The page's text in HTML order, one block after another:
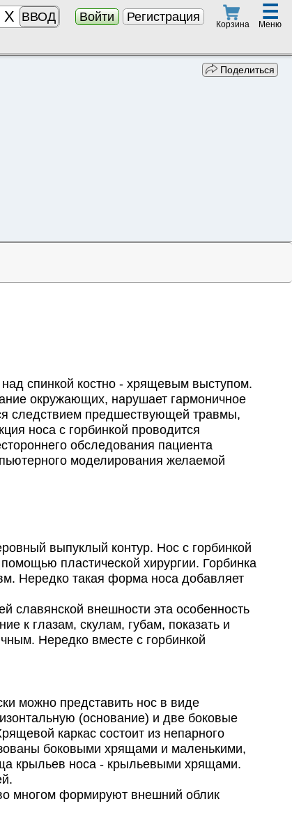
ВВОД Войти Регистрация
Корзина
☰
Меню
Поделиться
спинкой костно - хрящевым выступом.
окружающих, нарушает гармоничное
следствием предшествующей травмы,
носа с горбинкой проводится
обследования пациента
моделирования желаемой
выпуклый контур. Нос с горбинкой
пластической хирургии. Горбинка
Нередко такая форма носа добавляет
славянской внешности эта особенность
к глазам, скулам, губам, показать и
Нередко вместе с горбинкой
можно представить нос в виде
(основание) и две боковые
каркас состоит из непарного
боковыми хрящами и маленькими,
крыльев носа - крыльевыми хрящами.
многом формируют внешний облик